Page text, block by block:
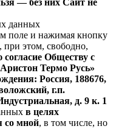
— без них Сайт не
данных
поле и нажимая кнопку
при этом, свободно,
согласие Обществу с
Термо Русь»
Россия, 188676,
г.п.
д. 9 к. 1
в целях
со мной, в том числе, но